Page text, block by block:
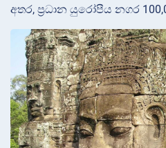
අතර, ප්‍රධාන යුරෝපීය නගර